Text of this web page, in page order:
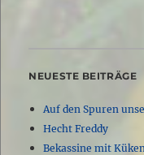
NEUESTE BEITRÄGE
Auf den Spuren
Hecht Freddy
Bekassine mit Küken